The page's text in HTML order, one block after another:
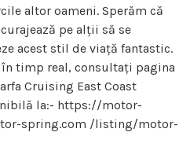
altor oameni. Sperăm că
pe alții să se
acest stil de viață fantastic.
timp real, consultați pagina
Cruising East Coast
la:- https://motor-
spring.com /listing/motor-